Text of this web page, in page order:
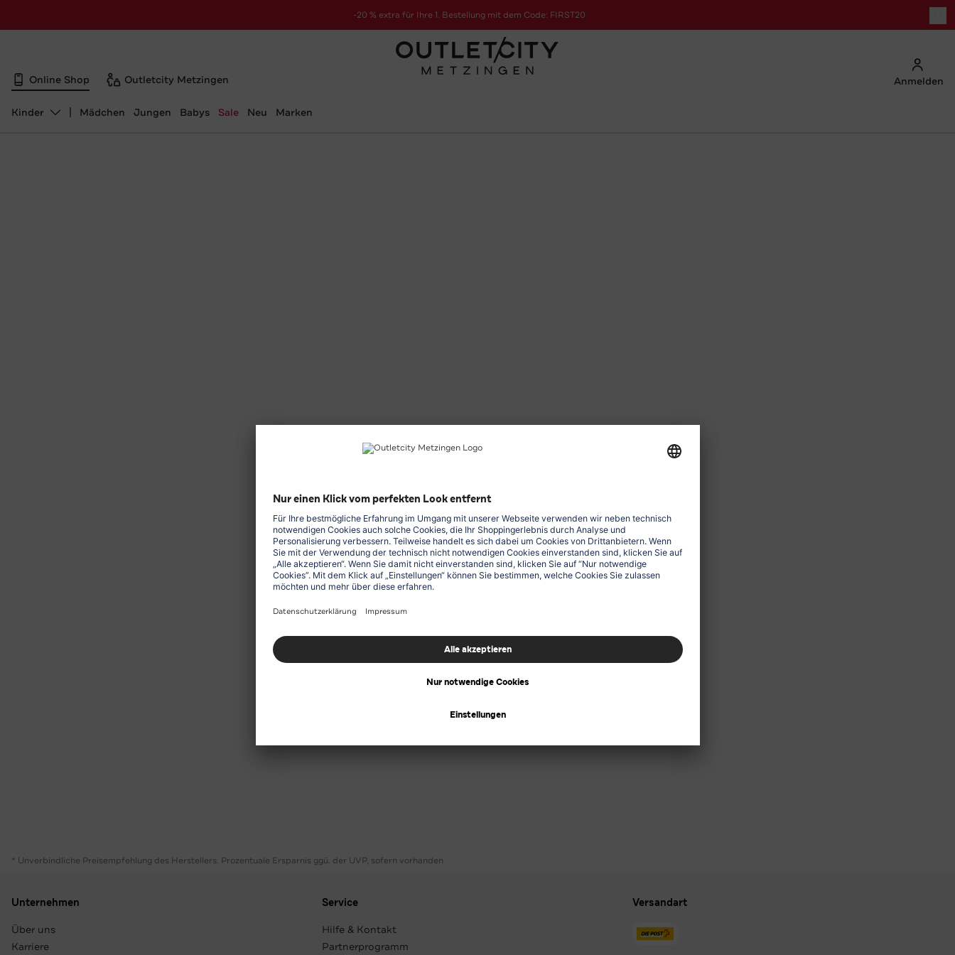
-20 % extra für Ihre 1. Bestellung mit dem Code: FIRST20
Online Shop Outletcity Metzingen Anmelden
Abteilung ändern, ausgewählt:
Kinder Mädchen Jungen Babys Sale Neu Marken
* Unverbindliche Preisempfehlung des Herstellers. Prozentuale Ersparnis ggü. der UVP, sofern vorhanden
Unternehmen
Über uns
Karriere
Service
Hilfe & Kontakt
Partnerprogramm
Versandart